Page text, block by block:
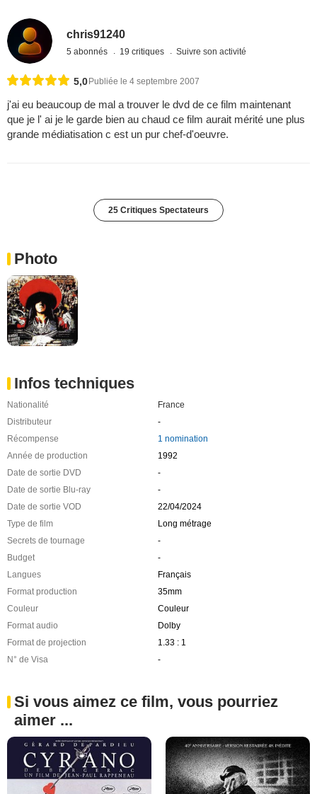
chris91240
5 abonnés 19 critiques Suivre son activité
5,0 Publiée le 4 septembre 2007
j'ai eu beaucoup de mal a trouver le dvd de ce film maintenant
que je l' ai je le garde bien au chaud ce film aurait mérité une plus
grande médiatisation c est un pur chef-d'oeuvre.
25 Critiques Spectateurs
Photo
Infos techniques
Nationalité
France
Distributeur
-
Récompense
1 nomination
Année de production
1992
Date de sortie DVD
-
Date de sortie Blu-ray
-
Date de sortie VOD
22/04/2024
Type de film
Long métrage
Secrets de tournage
-
Budget
-
Langues
Français
Format production
35mm
Couleur
Couleur
Format audio
Dolby
Format de projection
1.33 : 1
N° de Visa
-
Si vous aimez ce film, vous pourriez
aimer ...